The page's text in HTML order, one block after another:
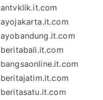
antvklik.it.com
ayojakarta.it.com
ayobandung.it.com
beritabali.it.com
bangsaonline.it.com
beritajatim.it.com
beritasatu.it.com